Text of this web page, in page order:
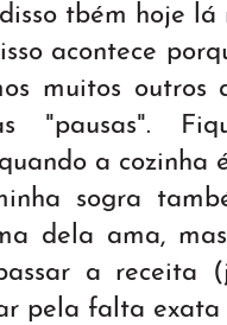
tbém hoje lá
acontece
muitos outros
"pausas".
a cozinha
sogra
dela ama,
a receita
pela falta